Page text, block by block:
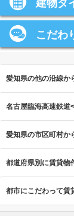
建物タ
こだわ
愛知県の他の沿線か
名古屋臨海高速鉄道
愛知県の市区町村か
都道府県別に賃貸物
都市にこだわって賃